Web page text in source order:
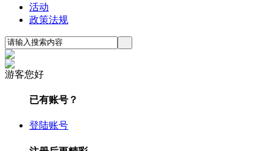
活动
政策法规
游客您好
已有账号？
登陆账号